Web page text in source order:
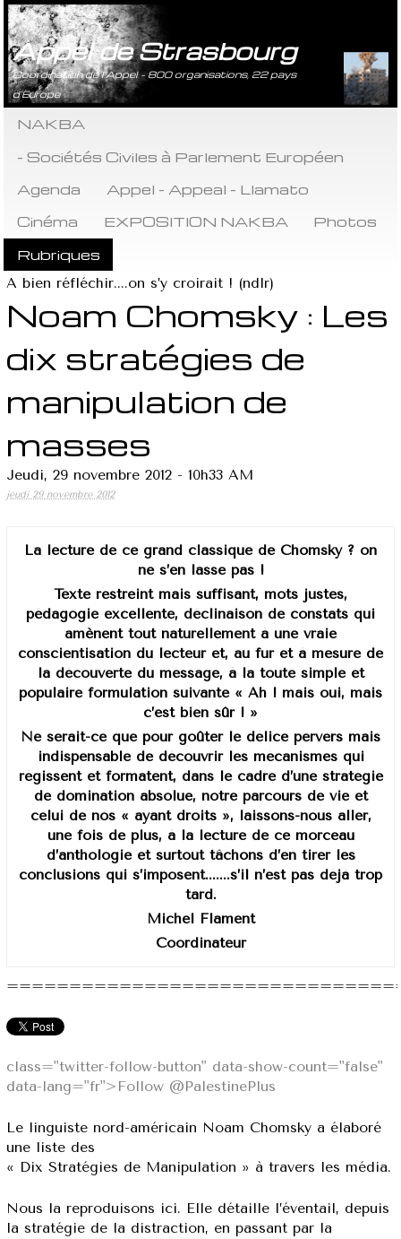
Appel de Strasbourg
Coordination de l’Appel - 800 organisations, 22 pays
d’Europe
NAKBA
- Sociétés Civiles à Parlement Européen
Agenda
Appel - Appeal - Llamato
Cinéma
EXPOSITION NAKBA
Photos
Rubriques
A bien réfléchir....on s’y croirait ! (ndlr)
Noam Chomsky : Les
dix stratégies de
manipulation de
masses
Jeudi, 29 novembre 2012 - 10h33 AM
jeudi 29 novembre 2012
La lecture de ce grand classique de Chomsky ? on
ne s’en lasse pas !
Texte restreint mais suffisant, mots justes,
pédagogie excellente, déclinaison de constats qui
amènent tout naturellement à une vraie
conscientisation du lecteur et, au fur et à mesure de
la découverte du message, à la toute simple et
populaire formulation suivante « Ah ! mais oui, mais
c’est bien sûr ! »
Ne serait-ce que pour goûter le délice pervers mais
indispensable de découvrir les mécanismes qui
régissent et formatent, dans le cadre d’une stratégie
de domination absolue, notre parcours de vie et
celui de nos « ayant droits », laissons-nous aller,
une fois de plus, à la lecture de ce morceau
d’anthologie et surtout tâchons d’en tirer les
conclusions qui s’imposent.......s’il n’est pas déjà trop
tard.
Michel Flament
Coordinateur
class="twitter-follow-button" data-show-count="false"
data-lang="fr">Follow @PalestinePlus
Le linguiste nord-américain Noam Chomsky a élaboré
une liste des
« Dix Stratégies de Manipulation » à travers les média.
Nous la reproduisons ici. Elle détaille l’éventail, depuis
la stratégie de la distraction, en passant par la